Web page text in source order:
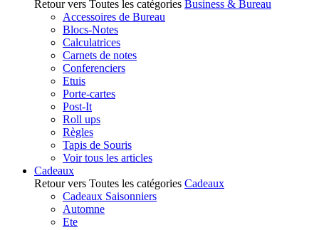
Retour vers Toutes les catégories Business & Bureau
Accessoires de Bureau
Blocs-Notes
Calculatrices
Carnets de notes
Conferenciers
Etuis
Porte-cartes
Post-It
Roll ups
Règles
Tapis de Souris
Voir tous les articles
Cadeaux
Retour vers Toutes les catégories Cadeaux
Cadeaux Saisonniers
Automne
Ete